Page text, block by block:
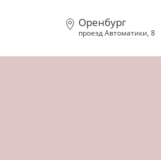
Оренбург
проезд Автоматики, 8